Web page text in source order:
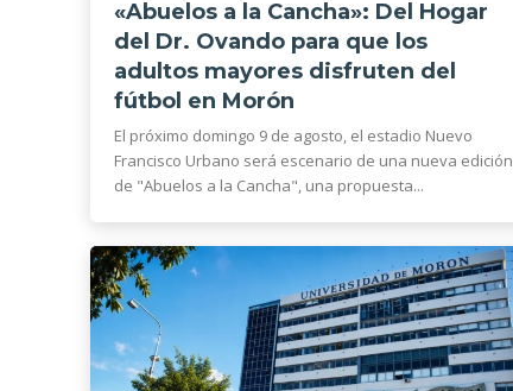
«Abuelos a la Cancha»: Del Hogar
del Dr. Ovando para que los
adultos mayores disfruten del
fútbol en Morón
El próximo domingo 9 de agosto, el estadio Nuevo
Francisco Urbano será escenario de una nueva edición
de "Abuelos a la Cancha", una propuesta...